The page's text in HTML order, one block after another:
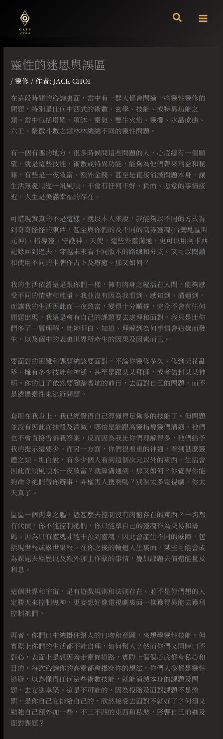
內
靈性的迷思與誤區
/靈修 / 作者: JACK CHOI
在這段時間的咨詢裏面，當中有一群人都會問過一些靈性靈修的
問題，特別是任何中西式的術數、玄學、技能、或特異功能之
類。當中包括塔羅、頌缽、靈氣、雙生火焰、靈擺、水晶療癒、
六壬、紫微斗數之類林林總總不同的靈性問題。
有一個有趣的地方，很多時候問這些問題的人，心底總有一個願
望，就是這些技能、術數或特異功能，能夠為他們帶來利益和秘
籍，有些是一夜致富、額外金錢、甚至是直接消滅問題本身，讓
生活無憂順遂一帆風順，不會有任何不好、負面、惡意的事情接
近，人生是美滿幸福的存在。
可惜現實真的不是這樣。就以本人來說，我能夠以不同的方式看
到奇奇怪怪的東西，甚至與你們的及不同的高等靈魂(台灣地區叫
元神)、指導靈、守護神、天使，這些外靈溝通，更可以用阿卡西
記錄回到過去，穿越未來看不同版本的路線和分支。又可以閱讀
和使用不同的卡牌作占卜及療癒。那又如何？
我的生活依舊還是跟你們一樣，擁有肉身之軀活在人間，能夠感
受不同的情緒和能量。我並沒有因為我看到、感知到、溝通到，
而讓我的生活因此而一夜致富，變得十分順遂，完全不會有任何
問題出現。我還是會有自己的課題要去處理和面對，我只是比你
們多了一層理解，能夠明白、知道、理解到為何事情會這樣而發
生，以及個中的表裏世界所產生的因果及因素而已。
要面對的困難和課題總該要面對。不論你靈修多久、修到天花亂
墜、擁有多少技能和神通，甚至是跟某某拜師，或者信封某某神
明。你的日子依然要腳踏實地的前行，去面對自己的問題，而不
是透過靈性來逃避問題。
套用在我身上，我已經覺得自己算懂得足夠多的技能了。但問題
並沒有因此而抹殺及消滅，哪怕是能跟高靈指導靈們溝通，祂們
也不會直接告訴我答案，反而因為我比你們理解得多，祂們給予
我的提示還要少。而另一方面，你們很看重的神通，看到甚麼靈
體之類。坦白說，有多少個人看到這個次元以外的東西，生活會
因此而順風順水一夜致富？就算溝通到，那又如何？你覺得你能
夠命令祂們替你辦事，弄權害人獲利嗎？別看太多電視劇，你太
天真了。
區區一個肉身之軀，憑甚麼去控制沒有肉體存在的東西？一切都
有代價，你不能控制祂們，你只能拿自己的靈魂作為交易和籌
碼。因為只有靈魂才能干預到靈魂，因此會產生不同的孽障，包
括現世報或累世果報。在你之後的輪迴人生裏面，某些可能會成
為課題去經歷以及額外加上作孽的事情，疊加課題去償還能量及
利息。
這個世界和宇宙，是有遊戲規則和法則存在。並不是你們想的人
定勝天來控制鬼神，更妄想好像電視劇裏面一樣獲得異能去獲利
控制祂們。
再者，你們口中總掛住幫人的口吻和意圖，來想學靈性技能。但
實際上你們的生活都不能自理，如何幫人？然而你們又同時口不
對心，表面上是想因善走靈修道路，實際上個個心底都有私心和
目的，每次咨詢你的高靈都會揭穿你的想法。你們大多都是靈性
逃避，以為懂得任何這些術數技能，就能消滅本身的課題及問
題，去安逸享樂。這是不可能的，因為投胎及面對課題不是懲
罰，是你自己安排給自己的，欣然接受去面對不就好了？何須又
勉強自己額外加一些，不三不四的東西和私慾，影響自己前進及
面對課題？